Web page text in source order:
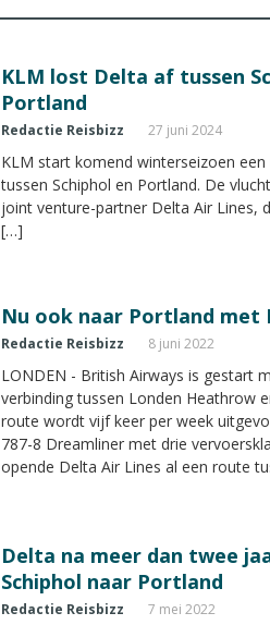
KLM lost Delta af tussen
Portland
Redactie Reisbizz 27 juni 2024
KLM start komend winterseizoen
tussen Schiphol en Portland. De
joint venture-partner Delta Air Lines,
[…]
Nu ook naar Portland met
Redactie Reisbizz 8 juni 2022
LONDEN - British Airways is gestart
verbinding tussen Londen Heathrow
route wordt vijf keer per week
787-8 Dreamliner met drie
opende Delta Air Lines al een route
Delta na meer dan twee
Schiphol naar Portland
Redactie Reisbizz 7 mei 2022